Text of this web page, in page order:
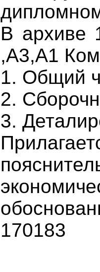
В архиве
,А3,А1
1. Общий
2.
3.
170183